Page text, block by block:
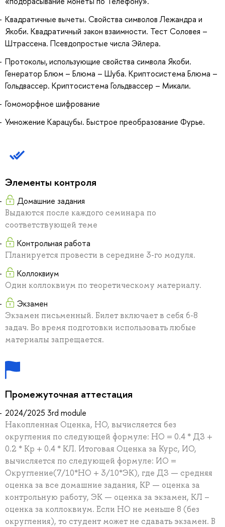
Квадратичные вычеты. Свойства символов Лежандра и
Якоби. Квадратичный закон взаимности. Тест Соловея –
Штрассена. Псевдопростые числа Эйлера.
Протоколы, использующие свойства символа Якоби.
Генератор Блюм – Блюма – Шуба. Криптосистема Блюма –
Гольдвассер. Криптосистема Гольдвассер – Микали.
Гомоморфное шифрование
Умножение Карацубы. Быстрое преобразование Фурье.
Элементы контроля
Домашние задания
Выдаются после каждого семинара по
соответствующей теме
Контрольная работа
Планируется провести в середине 3-го модуля.
Коллоквиум
Один коллоквиум по теоретическому материалу.
Экзамен
Экзамен письменный. Билет включает в себя 6-8
задач. Во время подготовки использовать любые
материалы запрещается.
Промежуточная аттестация
2024/2025 3rd module
Накопленная Оценка, НО, вычисляется без
округления по следующей формуле: НО = 0.4 * ДЗ +
0.2 * Кр + 0.4 * КЛ. Итоговая Оценка за Курс, ИО,
вычисляется по следующей формуле: ИО =
Округление(7/10*НО + 3/10*ЭК), где ДЗ — средняя
оценка за все домашние задания, КР — оценка за
контрольную работу, ЭК — оценка за экзамен, КЛ ­–
оценка за коллоквиум. Если НО не меньше 8 (без
округления), то студент может не сдавать экзамен. В